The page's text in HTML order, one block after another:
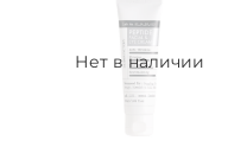
Нет в наличии